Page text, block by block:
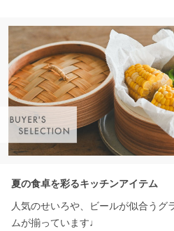
夏の食卓を彩るキッチンアイテム
人気のせいろや、ビールが似合うグ
ムが揃っています♩